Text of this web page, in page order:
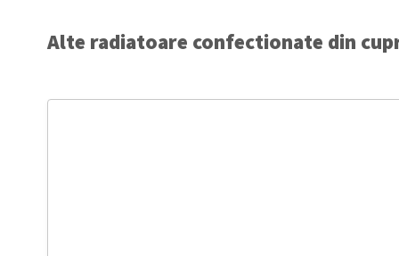
Alte radiatoare confectionate din